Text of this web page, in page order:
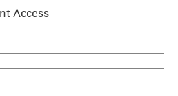
Access